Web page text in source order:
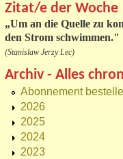
Zitat/e der Woche
„Um an die Quelle zu
den Strom schwimmen."
(Stanislaw Jerzy Lec)
Archiv - Alles
Abonnement
2026
2025
2024
2023